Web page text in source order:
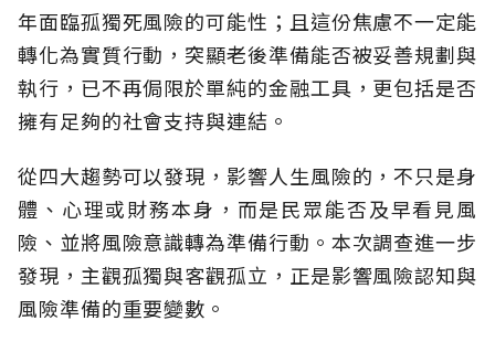
年面臨孤獨死風險的可能性；且這份焦慮不一定能
轉化為實質行動，突顯老後準備能否被妥善規劃與
執行，已不再侷限於單純的金融工具，更包括是否
擁有足夠的社會支持與連結。
從四大趨勢可以發現，影響人生風險的，不只是身
體、心理或財務本身，而是民眾能否及早看見風
險、並將風險意識轉為準備行動。本次調查進一步
發現，主觀孤獨與客觀孤立，正是影響風險認知與
風險準備的重要變數。